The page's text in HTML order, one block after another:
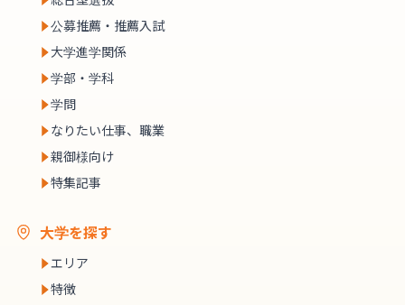
公募推薦・推薦入試
大学進学関係
学部・学科
学問
なりたい仕事、職業
親御様向け
特集記事
大学を探す
エリア
特徴